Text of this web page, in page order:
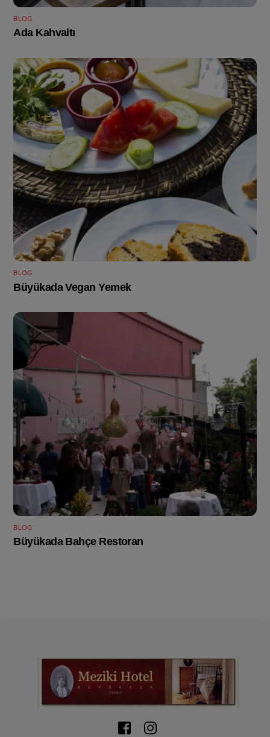
BLOG
Ada Kahvaltı
BLOG
Büyükada Vegan Yemek
BLOG
Büyükada Bahçe Restoran
Icon Icon